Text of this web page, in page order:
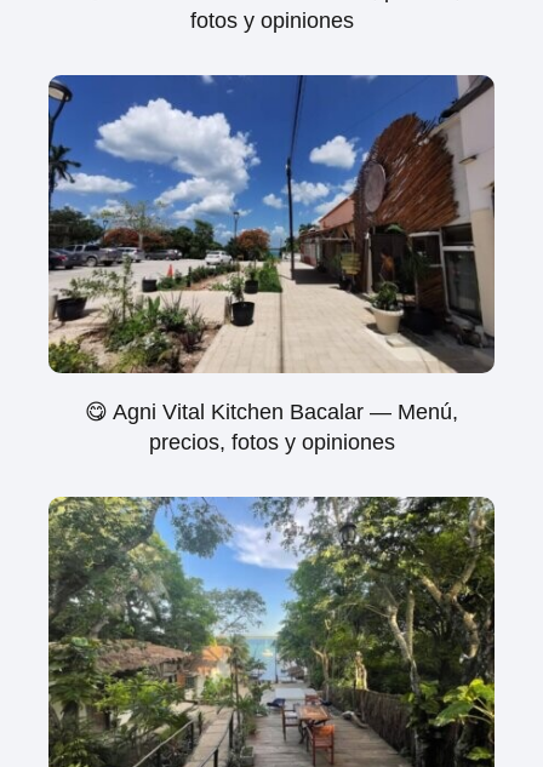
fotos y opiniones
😋 Agni Vital Kitchen Bacalar — Menú,
precios, fotos y opiniones